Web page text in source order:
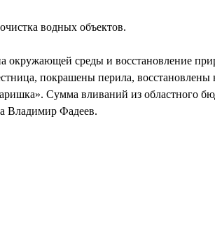
водных объектов.
окружающей среды и восстановление
покрашены перила,
Сумма вливаний из областного
Владимир Фадеев.